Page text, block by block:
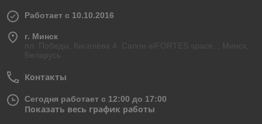
Работает с 10.10.2016
г. Минск
пл. Победы, Киселёва 4. Салон elFORTES space. , Минск,
Беларусь
Контакты
Сегодня работает с 12:00 до 17:00
Показать весь график работы